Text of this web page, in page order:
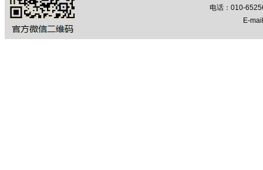
电话：010-
E-